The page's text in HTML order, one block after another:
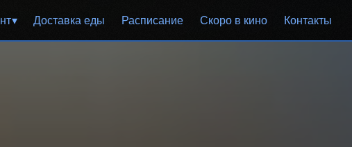
Доставка еды Расписание Скоро в кино Контакты